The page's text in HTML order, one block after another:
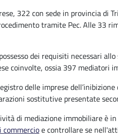
322 con sede in provincia di
tramite Pec. Alle 33
dei requisiti necessari
coinvolte, ossia 397 mediatori
delle imprese
sostitutive presentate
di mediazione immobiliare è
commercioe controllare se